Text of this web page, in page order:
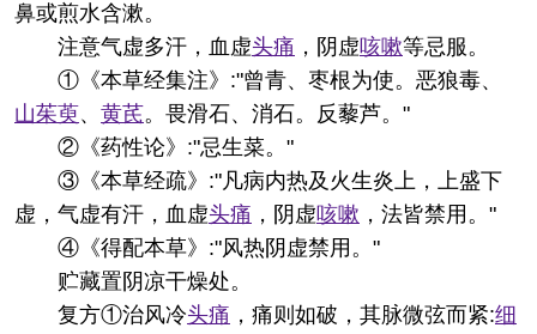
鼻或煎水含漱。
注意气虚多汗，血虚头痛 ，阴虚咳嗽等忌服。
①《本草经集注》:"曾青、枣根为使。恶狼毒、
山茱萸、 黄芪。畏滑石、消石。反藜芦。"
②《药性论》:"忌生菜。"
③《本草经疏》:"凡病内热及火生炎上，上盛下
虚，气虚有汗，血虚头痛 ，阴虚咳嗽 ，法皆禁用。"
④《得配本草》:"风热阴虚禁用。"
贮藏置阴凉干燥处。
复方①治风冷头痛 ，痛则如破，其脉微弦而紧:细